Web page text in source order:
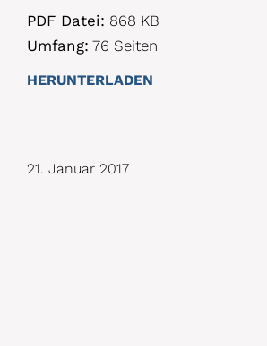
PDF Datei: 868 KB
Umfang: 76 Seiten
HERUNTERLADEN
21. Januar 2017